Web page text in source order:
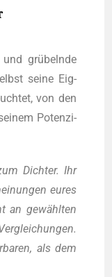
grü­beln­de
sei­ne Eig­
von den
Poten­zi­
Dich­ter. Ihr
eures
an gewähl­ten
als dem